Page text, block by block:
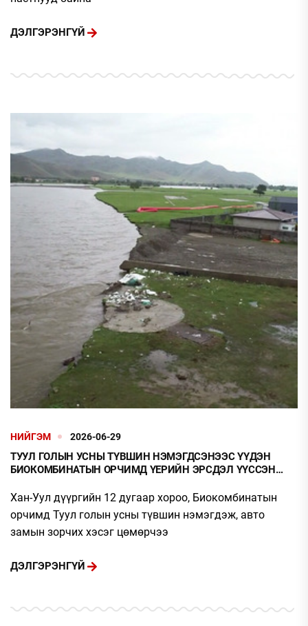
ДЭЛГЭРЭНГҮЙ
НИЙГЭМ 2026-06-29
ТУУЛ ГОЛЫН УСНЫ ТҮВШИН НЭМЭГДСЭНЭЭС ҮҮДЭН
БИОКОМБИНАТЫН ОРЧИМД ҮЕРИЙН ЭРСДЭЛ ҮҮССЭН
Хан-Уул дүүргийн 12 дугаар хороо, Биокомбинатын
орчимд Туул голын усны түвшин нэмэгдэж, авто
замын зорчих хэсэг цөмөрчээ
ДЭЛГЭРЭНГҮЙ